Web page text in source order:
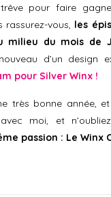
pour faire
vous, les
milieu du mois de
d’un design
pour Silver Winx !
très bonne année,
moi, et
passion : Le Winx